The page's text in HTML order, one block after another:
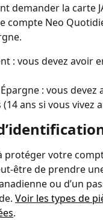
demander la carte
compte Neo
: vous devez avoir
: vous devez
ans si vous vivez
protéger votre
être de prendre
ou d’un
Voir les types de
.